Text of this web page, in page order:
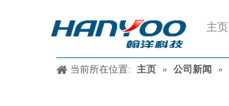
主页
当前所在位置: 主页 » 公司新闻 »